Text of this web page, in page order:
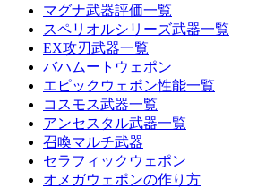
マグナ武器評価一覧
スペリオルシリーズ武器一覧
EX攻刃武器一覧
バハムートウェポン
エピックウェポン性能一覧
コスモス武器一覧
アンセスタル武器一覧
召喚マルチ武器
セラフィックウェポン
オメガウェポンの作り方